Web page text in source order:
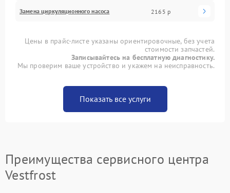
Замена циркуляционного насоса 2165 р
Цены в прайс-листе указаны ориентировочные, без учета
стоимости запчастей.
Записывайтесь на бесплатную диагностику.
Мы проверим ваше устройство и укажем на неисправность.
Показать все услуги
Преимущества сервисного центра
Vestfrost